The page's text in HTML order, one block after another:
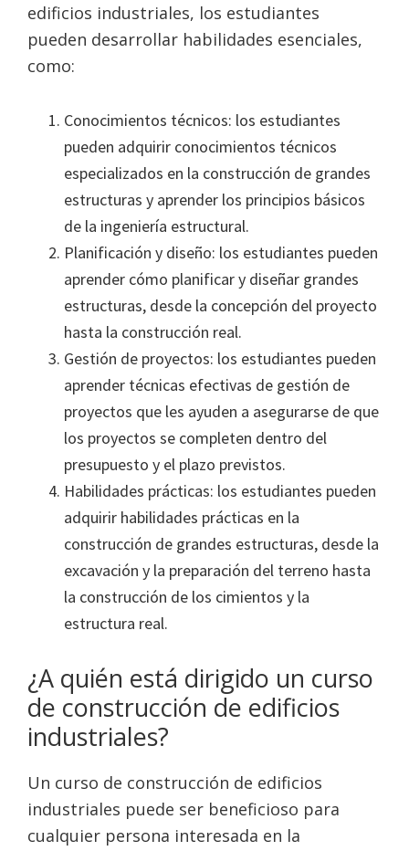
edificios industriales, los estudiantes
pueden desarrollar habilidades esenciales,
como:
Conocimientos técnicos: los estudiantes
pueden adquirir conocimientos técnicos
especializados en la construcción de grandes
estructuras y aprender los principios básicos
de la ingeniería estructural.
Planificación y diseño: los estudiantes pueden
aprender cómo planificar y diseñar grandes
estructuras, desde la concepción del proyecto
hasta la construcción real.
Gestión de proyectos: los estudiantes pueden
aprender técnicas efectivas de gestión de
proyectos que les ayuden a asegurarse de que
los proyectos se completen dentro del
presupuesto y el plazo previstos.
Habilidades prácticas: los estudiantes pueden
adquirir habilidades prácticas en la
construcción de grandes estructuras, desde la
excavación y la preparación del terreno hasta
la construcción de los cimientos y la
estructura real.
¿A quién está dirigido un curso
de construcción de edificios
industriales?
Un curso de construcción de edificios
industriales puede ser beneficioso para
cualquier persona interesada en la